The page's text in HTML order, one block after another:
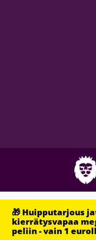
🎁 Huipputarjous
kierrätysvapaa
peliin - vain 1